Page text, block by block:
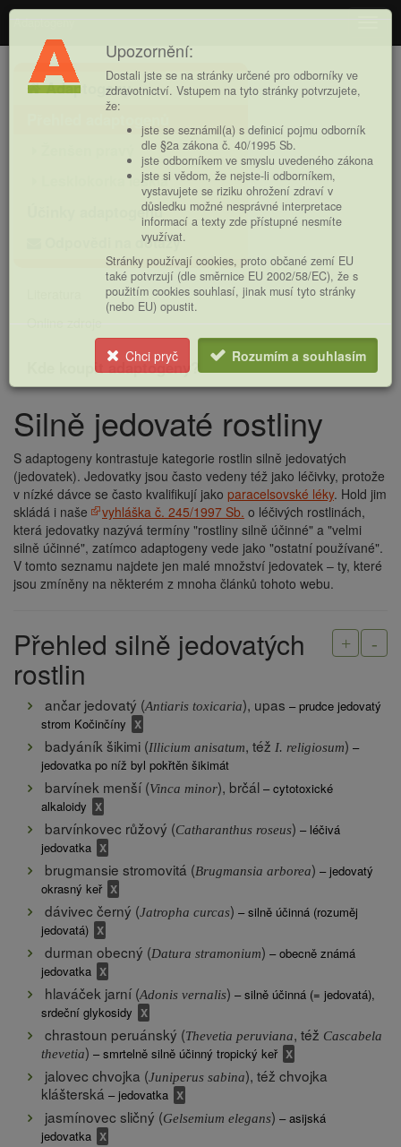
Adaptogeny
Hlavní
nabídkaAdaptogeny
Lesklokorka lesklá
Účinky adaptogenů
Odpovědi na dotazy
Online zdroje
Kde koupit adaptogeny?
Drobečková
navigace
Silně jedovaté rostliny
S adaptogeny kontrastuje kategorie rostlin silně jedovatých
(jedovatek). Jedovatky jsou často vedeny též jako léčivky, protože
v nízké dávce se často kvalifikují jako paracelsovské léky. Hold jim
skládá i naše
vyhláška č. 245/1997 Sb. o léčivých rostlinách,
která jedovatky nazývá termíny "rostliny silně účinné" a "velmi
silně účinné", zatímco adaptogeny vede jako "ostatní používané".
V tomto seznamu najdete jen malé množství jedovatek – ty, které
jsou zmíněny na některém z mnoha článků tohoto webu.
open all
Přehled silně jedovatých
rostlin
ančar jedovatý (Antiaris toxicaria), upas – prudce jedovatý
strom Kočinčíny
badyáník šikimi (Illicium anisatum, též I. religiosum) –
jedovatka po níž byl pokřtěn šikimát
barvínek menší (Vinca minor), brčál – cytotoxické
alkaloidy
barvínkovec růžový (Catharanthus roseus) – léčivá
jedovatka
brugmansie stromovitá (Brugmansia arborea) – jedovatý
okrasný keř
dávivec černý (Jatropha curcas) – silně účinná (rozuměj
jedovatá)
durman obecný (Datura stramonium) – obecně známá
jedovatka
hlaváček jarní (Adonis vernalis) – silně účinná (= jedovatá),
srdeční glykosidy
chrastoun peruánský (Thevetia peruviana, též Cascabela
thevetia) – smrtelně silně účinný tropický keř
jalovec chvojka (Juniperus sabina), též chvojka
klášterská – jedovatka
jasmínovec sličný (Gelsemium elegans) – asijská
jedovatka
Upozornění:
Dostali jste se na stránky určené pro odborníky ve
zdravotnictví. Vstupem na tyto stránky potvrzujete,
že:
jste se seznámil(a) s definicí pojmu odborník
dle §2a zákona č. 40/1995 Sb.
jste odborníkem ve smyslu uvedeného zákona
jste si vědom, že nejste-li odborníkem,
vystavujete se riziku ohrožení zdraví v
důsledku možné nesprávné interpretace
informací a texty zde přístupné nesmíte
využívat.
Stránky používají cookies, proto občané zemí EU
také potvrzují (dle směrnice EU 2002/58/EC), že s
použitím cookies souhlasí, jinak musí tyto stránky
(nebo EU) opustit.
Chci pryč Rozumím a souhlasím